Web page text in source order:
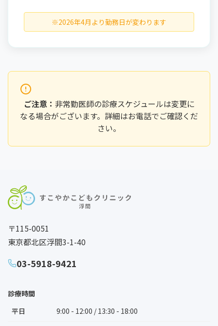
※2026年4月より勤務日が変わります
ご注意： 非常勤医師の診療スケジュールは変更に
なる場合がございます。詳細はお電話でご確認くだ
さい。
〒115-0051
東京都北区浮間3-1-40
03-5918-9421
診療時間
平日
9:00 - 12:00 / 13:30 - 18:00